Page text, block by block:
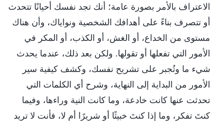
الاعتراف بالأمر بصورة عامة؛ أنك تجد نفسك أحيانًا تتحدث
أو تتصرف بناءً على أهدافك الشخصية ونواياك، وأن هناك
مستوى من الخداع، أو الغش، أو الكذب، أو المكر في
الأمور التي تفعلها أو تقولها. ولكن بعد ذلك، عندما يحدث
شيء ما وتُجبر على تشريح نفسك، وكشف كيفية سير
الأمور من البداية إلى النهاية، وشرح أي الكلمات التي
تحدثت عنها كانت خادعة، وما كانت النية وراءها، وفيما
كنتَ تفكر، وما إذا كنتَ خبيثًا أو شريرًا أم لا، فأنت لا تريد